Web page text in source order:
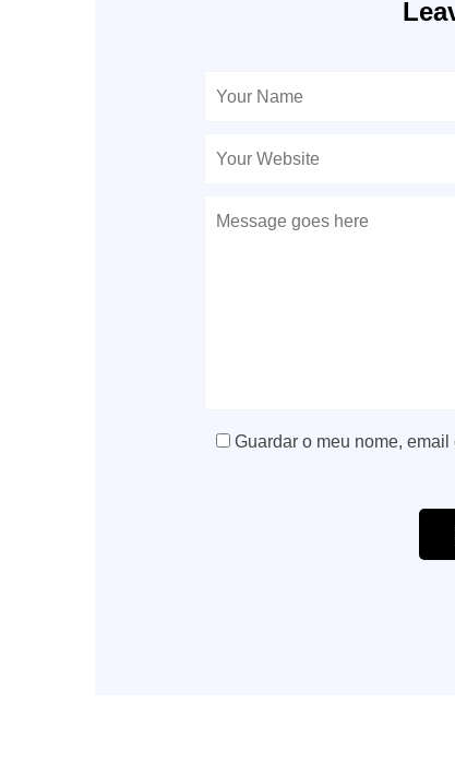
Guardar o meu nome,